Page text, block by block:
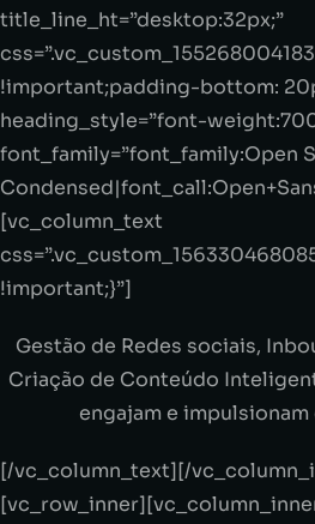
title_line_ht=”desktop:32px;”
!important;padding-bottom:
heading_style=”font-
font_family=”font_family:Open
[vc_column_text
!important;}”]
Gestão de Redes sociais,
Criação de Conteúdo
engajam e
[/vc_column_text][/